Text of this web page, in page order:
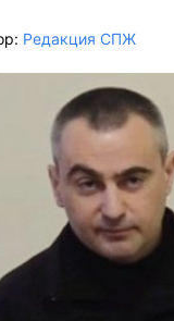
Редакция СПЖ